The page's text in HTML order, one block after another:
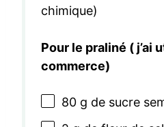
chimique)
Pour le praliné ( j’ai
commerce)
80 g de sucre